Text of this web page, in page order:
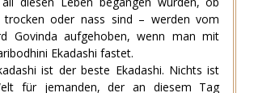
trocken oder nass sind – werden vom
Govinda aufgehoben, wenn man mit
Ekadashi fastet.
ist der beste Ekadashi. Nichts ist
für jemanden, der an diesem Tag